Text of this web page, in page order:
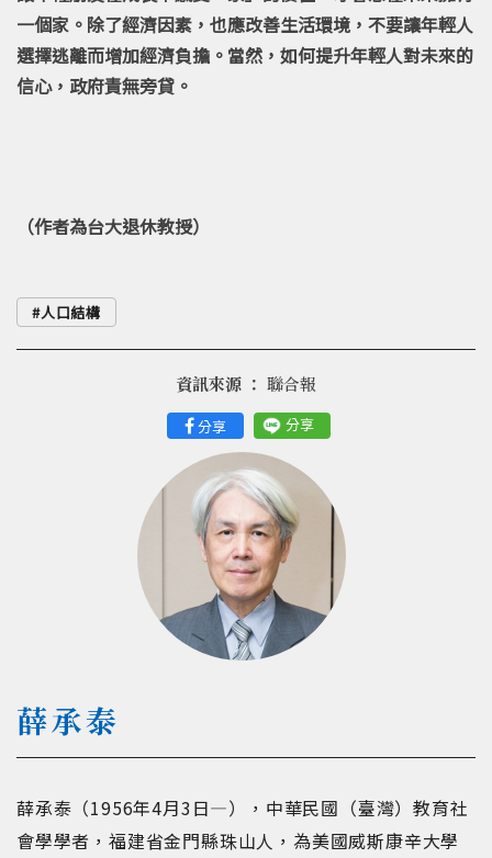
一個家。除了經濟因素，也應改善生活環境，不要讓年輕人
選擇逃離而增加經濟負擔。當然，如何提升年輕人對未來的
信心，政府責無旁貸。
（作者為台大退休教授）
人口結構
分享 分享
資訊來源 ： 聯合報
薛承泰
薛承泰（1956年4月3日—），中華民國（臺灣）教育社
會學學者，福建省金門縣珠山人，為美國威斯康辛大學